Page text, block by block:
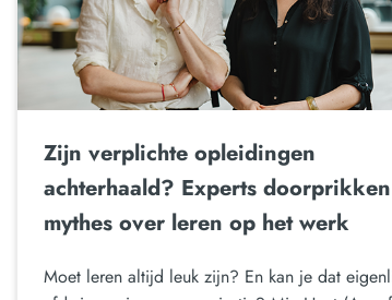
Zijn verplichte opleidingen
achterhaald? Experts
mythes over leren op het werk
Moet leren altijd leuk zijn? En kan je dat